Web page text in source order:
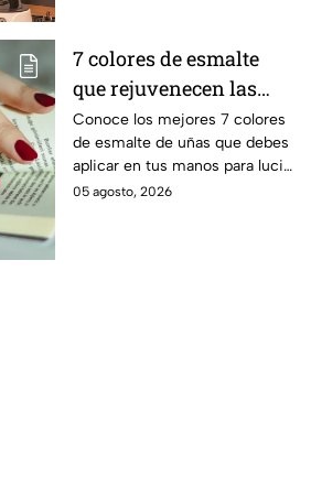
7 colores de esmalte
que rejuvenecen las
manos al instante y
combinan con todo
Conoce los mejores 7 colores
de esmalte de uñas que debes
aplicar en tus manos para lucir
una piel mucho más brillante y
05 agosto, 2026